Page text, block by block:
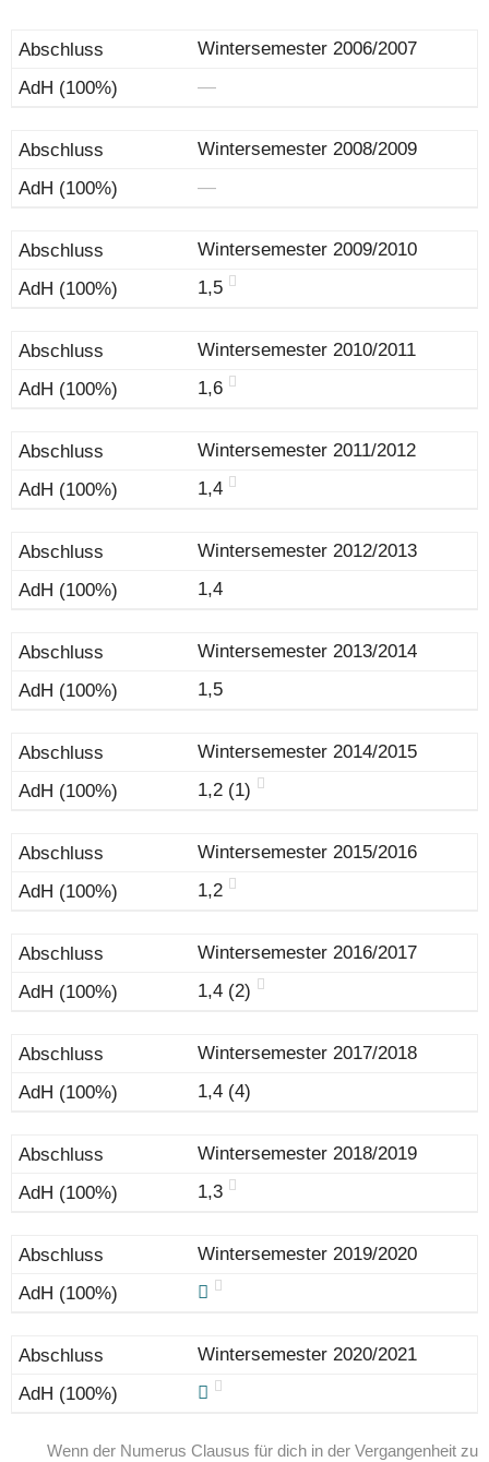
Wintersemester 2006/2007
―
Wintersemester 2008/2009
―
Wintersemester 2009/2010
1,5
Wintersemester 2010/2011
1,6
Wintersemester 2011/2012
1,4
Wintersemester 2012/2013
1,4
Wintersemester 2013/2014
1,5
Wintersemester 2014/2015
1,2 (1)
Wintersemester 2015/2016
1,2
Wintersemester 2016/2017
1,4 (2)
Wintersemester 2017/2018
1,4 (4)
Wintersemester 2018/2019
1,3
Wintersemester 2019/2020
Wintersemester 2020/2021
Wenn der Numerus Clausus für dich in der Vergangenheit zu